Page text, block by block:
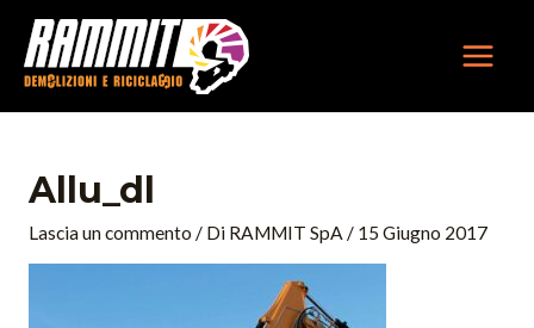
contenuto
Allu_dl
Lascia un commento / Di RAMMIT SpA / 15 Giugno 2017